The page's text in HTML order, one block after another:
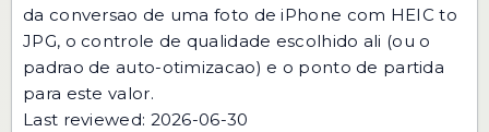
da conversao de uma foto de iPhone com HEIC to
JPG, o controle de qualidade escolhido ali (ou o
padrao de auto-otimizacao) e o ponto de partida
para este valor.
Last reviewed: 2026-06-30